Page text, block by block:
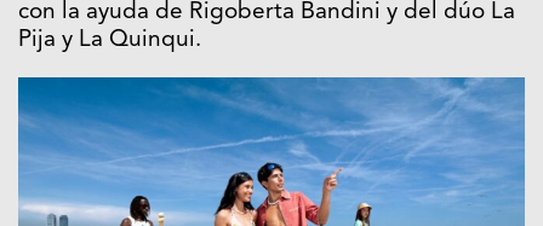
con la ayuda de Rigoberta Bandini y del dúo La
Pija y La Quinqui.